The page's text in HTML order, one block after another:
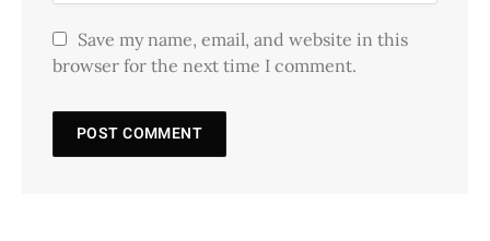
Save my name, email, and website in this
browser for the next time I comment.